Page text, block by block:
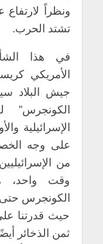
ونظراً
تشتد الحرب.
في هذا
الأمريكي
جيش البلاد
الكونجرس”
الإسرائيلية
على وجه
من
وقت واحد،
الكونجرس حتى
حيث قدرتنا
ثمن الذخائر